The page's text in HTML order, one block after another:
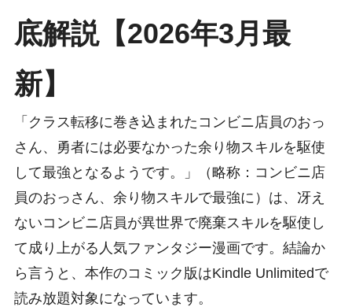
底解説【2026年3月最
新】
「クラス転移に巻き込まれたコンビニ店員のおっ
さん、勇者には必要なかった余り物スキルを駆使
して最強となるようです。」（略称：コンビニ店
員のおっさん、余り物スキルで最強に）は、冴え
ないコンビニ店員が異世界で廃棄スキルを駆使し
て成り上がる人気ファンタジー漫画です。結論か
ら言うと、本作のコミック版はKindle Unlimitedで
読み放題対象になっています。